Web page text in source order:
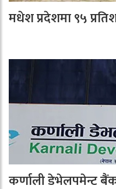
मधेश प्रदेशमा ९५
कर्णाली डेभेलपमेन्ट